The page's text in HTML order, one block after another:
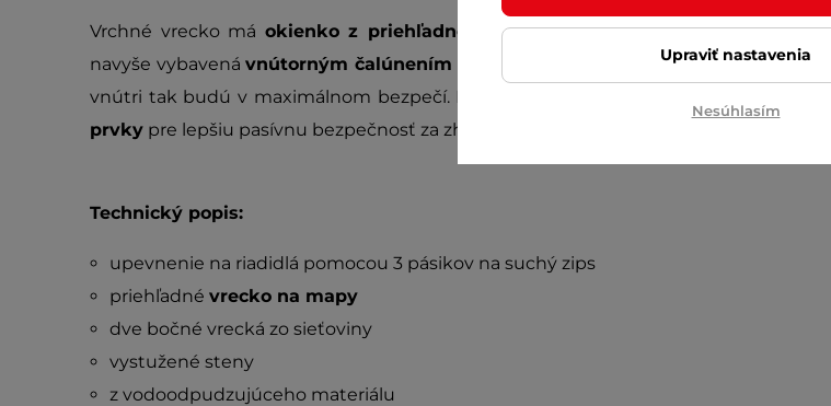
Vrchné vrecko má okienko z priehľadnej fóliea slúži tak akomapník.Taška je
navyše vybavená vnútorným čalúnením
a zosilneným dnom, takže veci uložené vo
vnútri tak budú v maximálnom bezpečí. Praktickým doplnkom sú potom
prvky pre lepšiu pasívnu bezpečnosť za zhoršených svetelných podmienok.
Technický popis:
upevnenie na riadidlá pomocou 3 pásikov na suchý zips
priehľadné vrecko na mapy
dve bočné vrecká zo sieťoviny
vystužené steny
z vodoodpudzujúceho materiálu
Upraviť nastavenia
Nesúhlasím